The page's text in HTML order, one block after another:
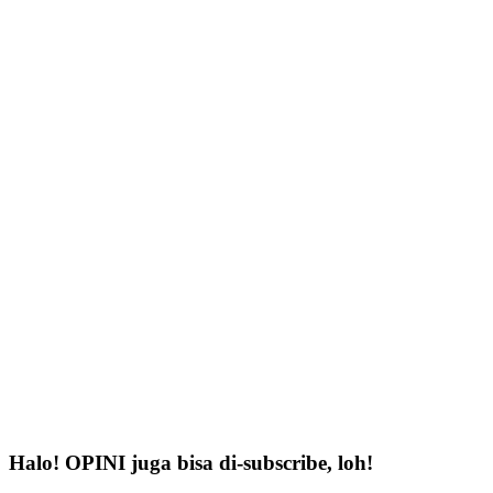
Halo! OPINI juga bisa di-subscribe, loh!